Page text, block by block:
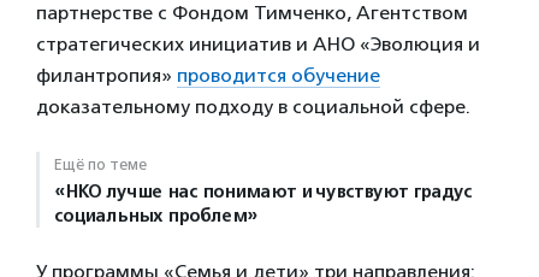
партнерстве с Фондом Тимченко, Агентством
стратегических инициатив и АНО «Эволюция и
филантропия» проводится обучение
доказательному подходу в социальной сфере.
Ещё по теме
«НКО лучше нас понимают и чувствуют градус
социальных проблем»
У программы «Семья и дети» три направления: